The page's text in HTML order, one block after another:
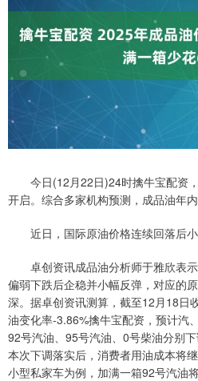
今日(12月22日)24时擒牛宝配资
开启。综合多家机构预测，成品油年内
近日，国际原油价格连续回落后小
卓创资讯成品油分析师于雅欣表示
偏弱下跌后企稳并小幅反弹，对应的
深。据卓创资讯测算，截至12月18日
油变化率-3.86%擒牛宝配资，预计汽
92号汽油、95号汽油、0号柴油分别
本次下调落实后，消费者用油成本将
小型私家车为例，加满一箱92号汽油